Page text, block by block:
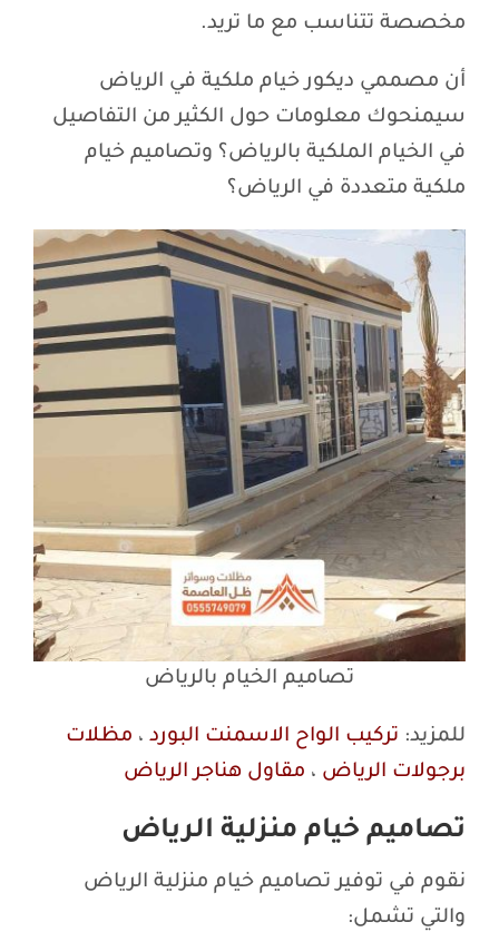
مخصصة تتناسب مع ما تريد.
أن مصممي ديكور خيام ملكية في الرياض
سيمنحوك معلومات حول الكثير من التفاصيل
في الخيام الملكية بالرياض؟ وتصاميم خيام
ملكية متعددة في الرياض؟
تصاميم الخيام بالرياض
للمزيد: تركيب الواح الاسمنت البورد ، مظلات
برجولات الرياض ، مقاول هناجر الرياض
تصاميم خيام منزلية الرياض
نقوم في توفير تصاميم خيام منزلية الرياض
والتي تشمل: